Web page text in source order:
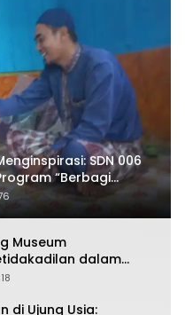
SDN 006
“Berbagi
Museum
dalam
di Ujung Usia: